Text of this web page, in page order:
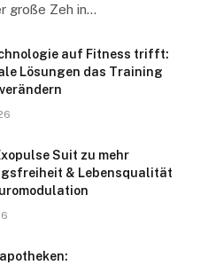
große Zeh in…
auf Fitness trifft:
Lösungen das Training
Suit zu mehr
& Lebensqualität